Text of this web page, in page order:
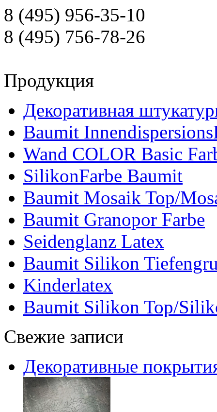
8 (495) 956-35-10
8 (495) 756-78-26
Продукция
Декоративная
Baumit
Wand COLOR Basic
SilikonFarbe Baumit
Baumit Mosaik Top/
Baumit Granopor Farbe
Seidenglanz Latex
Baumit Silikon
Kinderlatex
Baumit Silikon Top/
Свежие записи
Декоративные